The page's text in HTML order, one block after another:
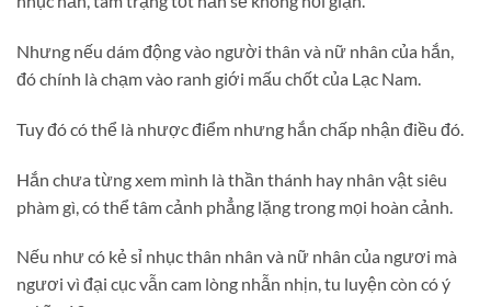
Nhưng nếu dám động vào người thân và nữ nhân của hắn,
đó chính là chạm vào ranh giới mấu chốt của Lạc Nam.
Tuy đó có thể là nhược điểm nhưng hắn chấp nhận điều đó.
Hắn chưa từng xem mình là thần thánh hay nhân vật siêu
phàm gì, có thể tâm cảnh phẳng lặng trong mọi hoàn cảnh.
Nếu như có kẻ sỉ nhục thân nhân và nữ nhân của ngươi mà
ngươi vì đại cục vẫn cam lòng nhẫn nhịn, tu luyện còn có ý